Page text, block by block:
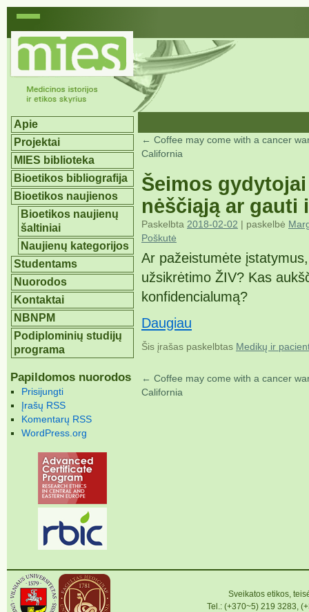
Apie
Projektai
MIES biblioteka
Bioetikos bibliografija
Bioetikos naujienos
Bioetikos naujienų
šaltiniai
Naujienų kategorijos
Studentams
Nuorodos
Kontaktai
NBNPM
Podiplominių studijų
programa
Papildomos nuorodos
Prisijungti
Įrašų RSS
Komentarų RSS
WordPress.org
← Coffee may come with a cancer
California
Šeimos
nėščiąją ar gauti
Paskelbta 2018-02-02 | paskelbė
Poškutė
Ar pažeistumėte
užsikrėtimo ŽIV? Kas
konfidencialumą?
Daugiau
Šis įrašas paskelbtas Medikų ir
← Coffee may come with a cancer
California
Sveikatos etikos,
Tel.: (+370~5) 219 3283,